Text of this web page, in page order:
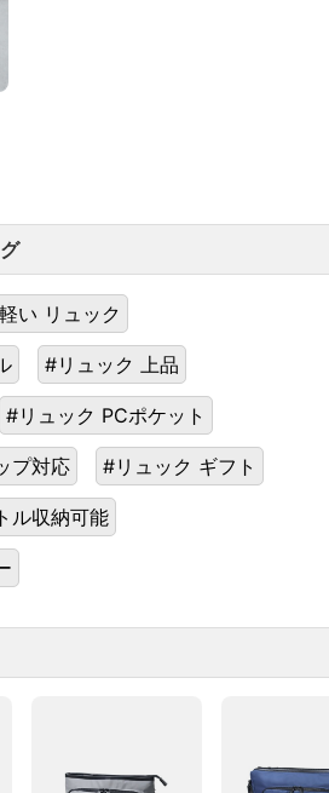
い リュック
#リュック 上品
#リュック PCポケット
プ対応 #リュック ギフト
ル収納可能